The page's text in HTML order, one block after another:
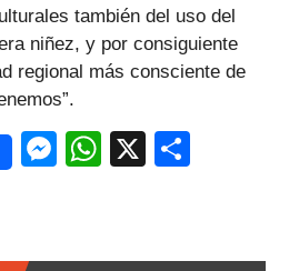
también del uso del
niñez, y por consiguiente
regional más consciente de
M
s
W
s
X
p